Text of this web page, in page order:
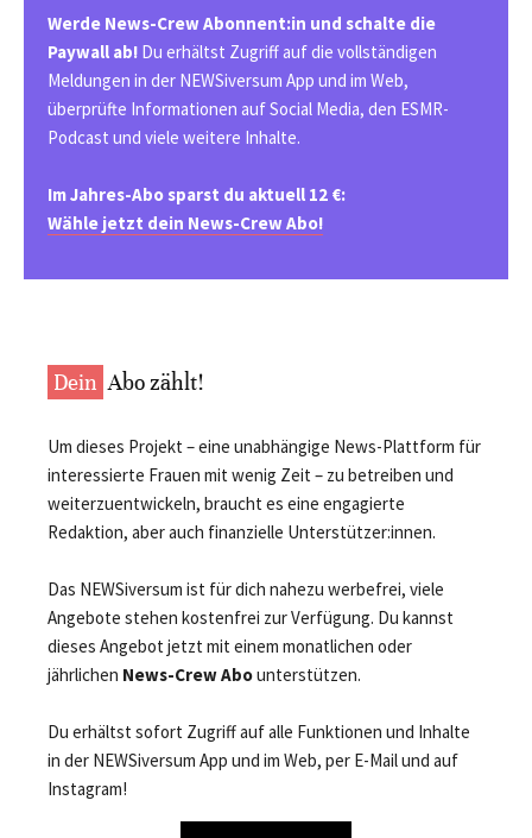
Werde News-Crew Abonnent:in und schalte die
Paywall ab! Du erhältst Zugriff auf die vollständigen
Meldungen in der NEWSiversum App und im Web,
überprüfte Informationen auf Social Media, den ESMR-
Podcast und viele weitere Inhalte.
Im Jahres-Abo sparst du aktuell 12 €:
Wähle jetzt dein News-Crew Abo!
Dein Abo zählt!
Um dieses Projekt – eine unabhängige News-Plattform für
interessierte Frauen mit wenig Zeit – zu betreiben und
weiterzuentwickeln, braucht es eine engagierte
Redaktion, aber auch finanzielle Unterstützer:innen.
Das NEWSiversum ist für dich nahezu werbefrei, viele
Angebote stehen kostenfrei zur Verfügung. Du kannst
dieses Angebot jetzt mit einem monatlichen oder
jährlichen News-Crew Abounterstützen.
Du erhältst sofort Zugriff auf alle Funktionen und Inhalte
in der NEWSiversum App und im Web, per E-Mail und auf
Instagram!